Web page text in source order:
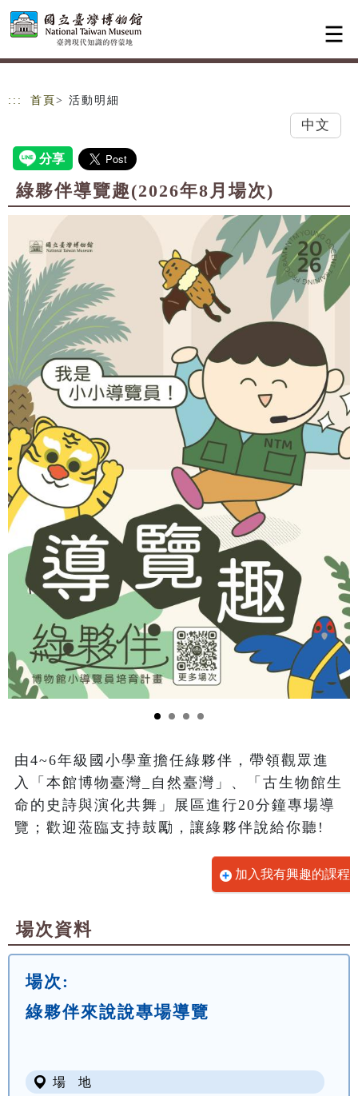
跳到主要內容
網站導覽
::: 首頁 > 活動明細
中文
綠夥伴導覽趣(2026年8月場次)
由4~6年級國小學童擔任綠夥伴，帶領觀眾進
入「本館博物臺灣_自然臺灣」、「古生物館生
命的史詩與演化共舞」展區進行20分鐘專場導
覽；歡迎蒞臨支持鼓勵，讓綠夥伴說給你聽!
加入我有興趣的課程
場次資料
場次:
綠夥伴來說說專場導覽
場 地